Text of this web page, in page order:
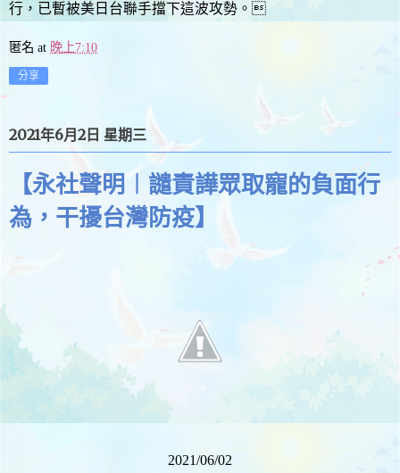
行，已暫被美日台聯手擋下這波攻勢。
匿名 at 晚上7:10
分享
2021年6月2日 星期三
【永社聲明︱譴責譁眾取寵的負面行
為，干擾台灣防疫】
2021/06/02